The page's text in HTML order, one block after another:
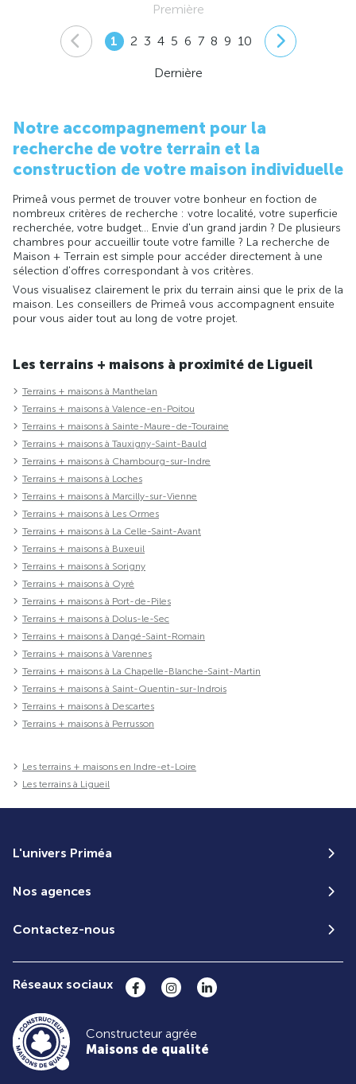
Première
1 2 3 4 5 6 7 8 9 10
Dernière
Notre accompagnement pour la
recherche de votre terrain et la
construction de votre maison individuelle
Primeâ vous permet de trouver votre bonheur en foction de
nombreux critères de recherche : votre localité, votre superficie
recherchée, votre budget... Envie d'un grand jardin ? De plusieurs
chambres pour accueillir toute votre famille ? La recherche de
Maison + Terrain est simple pour accéder directement à une
sélection d'offres correspondant à vos critères.
Vous visualisez clairement le prix du terrain ainsi que le prix de la
maison. Les conseillers de Primeâ vous accompagnent ensuite
pour vous aider tout au long de votre projet.
Les terrains + maisons à proximité de Ligueil
Terrains + maisons à Manthelan
Terrains + maisons à Valence-en-Poitou
Terrains + maisons à Sainte-Maure-de-Touraine
Terrains + maisons à Tauxigny-Saint-Bauld
Terrains + maisons à Chambourg-sur-Indre
Terrains + maisons à Loches
Terrains + maisons à Marcilly-sur-Vienne
Terrains + maisons à Les Ormes
Terrains + maisons à La Celle-Saint-Avant
Terrains + maisons à Buxeuil
Terrains + maisons à Sorigny
Terrains + maisons à Oyré
Terrains + maisons à Port-de-Piles
Terrains + maisons à Dolus-le-Sec
Terrains + maisons à Dangé-Saint-Romain
Terrains + maisons à Varennes
Terrains + maisons à La Chapelle-Blanche-Saint-Martin
Terrains + maisons à Saint-Quentin-sur-Indrois
Terrains + maisons à Descartes
Terrains + maisons à Perrusson
Les terrains + maisons en Indre-et-Loire
Les terrains à Ligueil
L'univers Priméa
Nos agences
Contactez-nous
Réseaux sociaux
Constructeur agrée
Maisons de qualité